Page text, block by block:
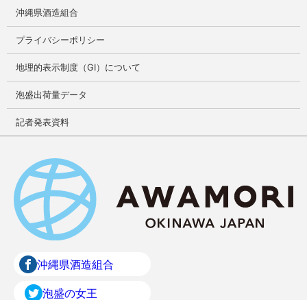
沖縄県酒造組合
プライバシーポリシー
地理的表示制度（GI）について
泡盛出荷量データ
記者発表資料
沖縄県酒造組合
泡盛の女王